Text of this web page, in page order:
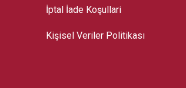
İptal İade Koşullari
Kişisel Veriler Politikası